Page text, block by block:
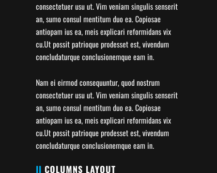
consectetuer usu ut. Vim veniam singulis senserit
an, sumo consul mentitum duo ea. Copiosae
antiopam ius ea, meis explicari reformidans vix
cu.Ut possit patrioque prodesset est, vivendum
concludaturque conclusionemque eam in.
Nam ei eirmod consequuntur, quod nostrum
consectetuer usu ut. Vim veniam singulis senserit
an, sumo consul mentitum duo ea. Copiosae
antiopam ius ea, meis explicari reformidans vix
cu.Ut possit patrioque prodesset est, vivendum
concludaturque conclusionemque eam in.
II COLUMNS LAYOUT